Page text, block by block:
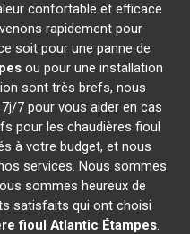
confortable et efficace
rapidement pour
soit pour une panne de
ou pour une installation
sont très brefs, nous
7 pour vous aider en cas
pour les chaudières fioul
à votre budget, et nous
services. Nous sommes
sommes heureux de
satisfaits qui ont choisi
fioul Atlantic Étampes.